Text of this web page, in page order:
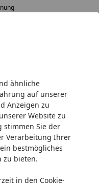
ähnliche
auf unserer
Anzeigen zu
Website zu
stimmen Sie der
Verarbeitung Ihrer
bestmögliches
zu bieten.
in den Cookie-
19 Minuten
Zentralständer
Zubehör Trennen &